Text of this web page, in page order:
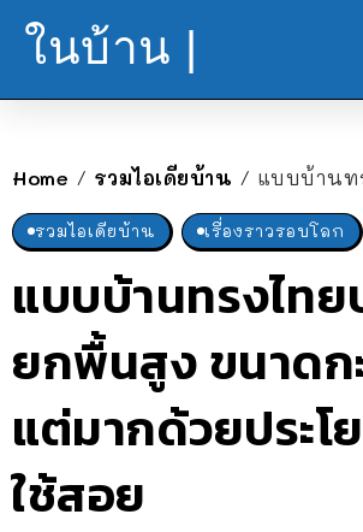
ในบ้าน |
Home / รวมไอเดียบ้าน / แบบบ้านทรงไทยประยุกต์ยกพื้น
รวมไอเดียบ้าน เรื่องราวรอบโลก
แบบบ้านทรงไทย
ยกพื้นสูง ขนาดก
แต่มากด้วยประโ
ใช้สอย